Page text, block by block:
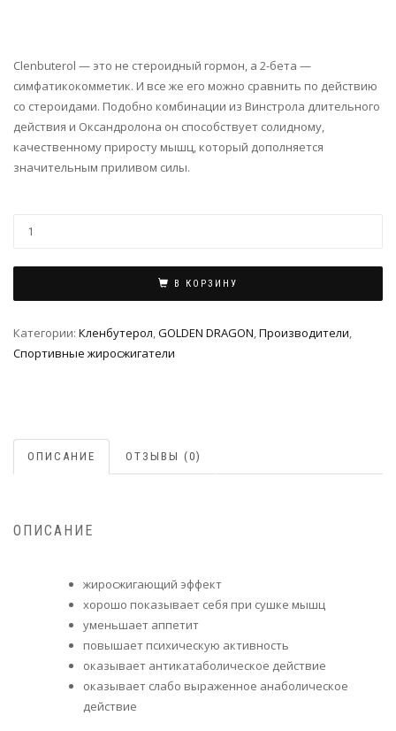
Clenbuterol — это не стероидный гормон, а 2-бета —
симфатикокомметик. И все же его можно сравнить по действию
со стероидами. Подобно комбинации из Винстрола длительного
действия и Оксандролона он способствует солидному,
качественному приросту мышц, который дополняется
значительным приливом силы.
В КОРЗИНУ
Категории: Кленбутерол,GOLDEN DRAGON,Производители,
Спортивные жиросжигатели
ОПИСАНИЕ ОТЗЫВЫ (0)
ОПИСАНИЕ
жиросжигающий эффект
хорошо показывает себя при сушке мышц
уменьшает аппетит
повышает психическую активность
оказывает антикатаболическое действие
оказывает слабо выраженное анаболическое
действие